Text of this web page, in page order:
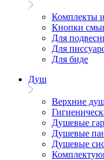
Комплекты
Кнопки
Для
Для
Для биде
Душ
Верхние
Душевые
Душевые
Душевые